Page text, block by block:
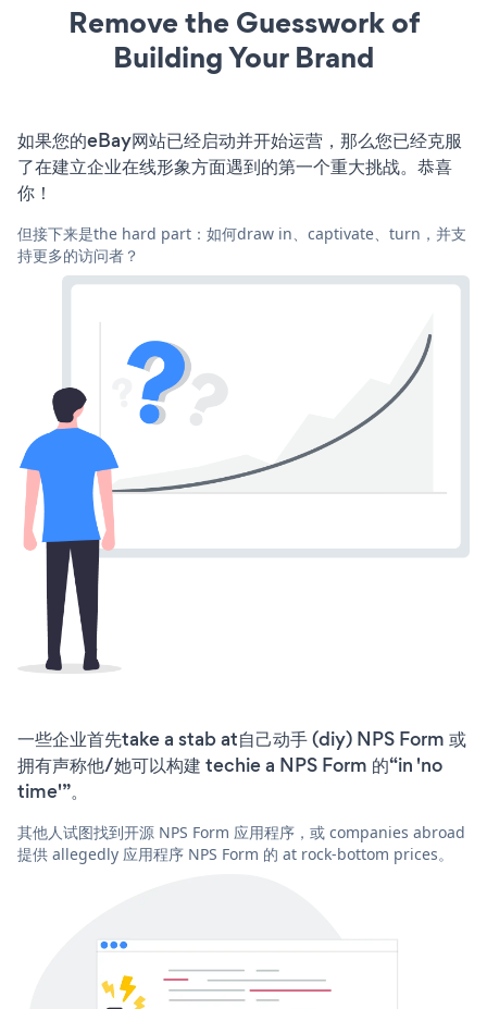
Remove the Guesswork of
Building Your Brand
如果您的eBay网站已经启动并开始运营，那么您已经克服
了在建立企业在线形象方面遇到的第一个重大挑战。恭喜
你！
但接下来是the hard part：如何draw in、captivate、turn，并支
持更多的访问者？
一些企业首先take a stab at自己动手 (diy) NPS Form 或
拥有声称他/她可以构建 techie a NPS Form 的“in 'no
time'”。
其他人试图找到开源 NPS Form 应用程序，或 companies abroad
提供 allegedly 应用程序 NPS Form 的 at rock-bottom prices。